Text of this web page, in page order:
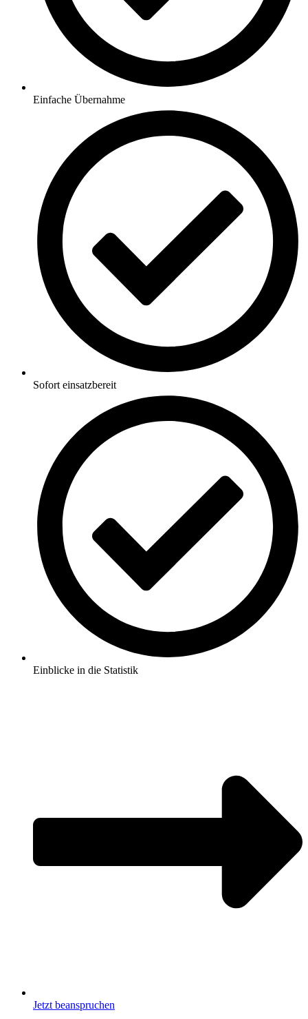
Einfache Übernahme
Sofort einsatzbereit
Einblicke in die Statistik
Jetzt beanspruchen